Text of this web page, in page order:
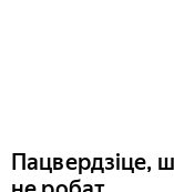
Пацвердзіце,